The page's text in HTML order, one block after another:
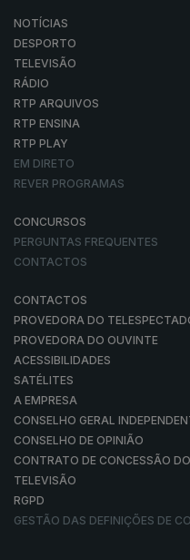
NOTÍCIAS
DESPORTO
TELEVISÃO
RÁDIO
RTP ARQUIVOS
RTP ENSINA
RTP PLAY
EM DIRETO
REVER PROGRAMAS
CONCURSOS
PERGUNTAS FREQUENTES
CONTACTOS
CONTACTOS
PROVEDORA DO
PROVEDORA DO OUVINTE
ACESSIBILIDADES
SATÉLITES
A EMPRESA
CONSELHO GERAL
CONSELHO DE OPINIÃO
CONTRATO DE CONCESSÃO
TELEVISÃO
RGPD
GESTÃO DAS DEFINIÇÕES DE